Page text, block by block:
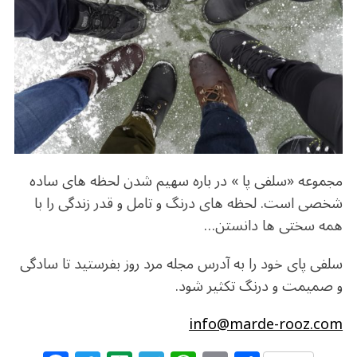
o
k p
مجموعه «سلفی پا » در باره سهیم شدن لحظه های ساده
شخصی است. لحظه های درنگ و تامل و قدر زندگی را با
همه سختی ها دانستن…
سلفی پای خود را به آدرس مجله مرد روز بفرستید تا سادگی
و صمیمت و درنگ تکثیر شود.
info@marde-rooz.com